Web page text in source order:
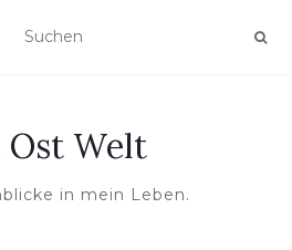
Ost Welt
in mein Leben.